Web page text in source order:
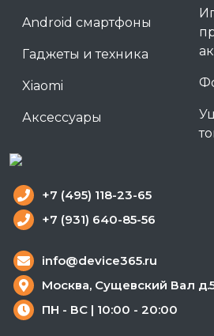
Android смартфоны
Гаджеты и техника
Xiaomi
Аксессуары
+7 (495) 118-23-65
+7 (931) 640-85-56
info@device365.ru
Москва, Сущевский Вал
ПН - ВС | 10:00 - 20:00